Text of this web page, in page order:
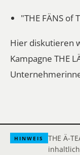
"THE FÄNS of
Hier diskutieren
Kampagne THE
HINWEIS
THE Ä-